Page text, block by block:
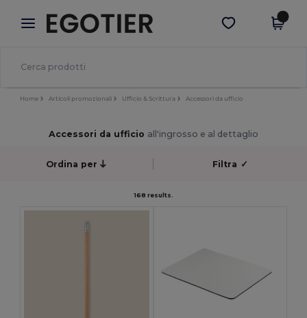
× App Egotier
Prezzi migliori sull'app!
Scarica app
Home Articoli promozionali Ufficio & Scrittura Accessori da ufficio
Accessori da ufficio all'ingrosso e al dettaglio
Ordina per Filtra ✓
168 results.